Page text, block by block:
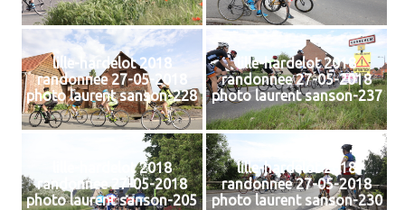
lille-hardelot 2018
randonnee 27-05-2018
photo laurent sanson-228
lille-hardelot 2018
randonnee 27-05-2018
photo laurent sanson-237
lille-hardelot 2018
randonnee 27-05-2018
photo laurent sanson-205
lille-hardelot 2018
randonnee 27-05-2018
photo laurent sanson-230